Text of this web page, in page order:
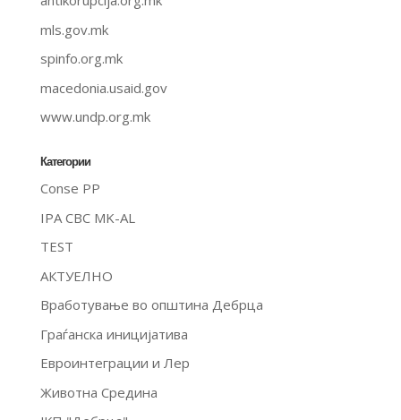
mls.gov.mk
spinfo.org.mk
macedonia.usaid.gov
www.undp.org.mk
Категории
Conse PP
IPA CBC MK-AL
TEST
АКТУЕЛНО
Вработување во општина Дебрца
Граѓанска иницијатива
Евроинтеграции и Лер
Животна Средина